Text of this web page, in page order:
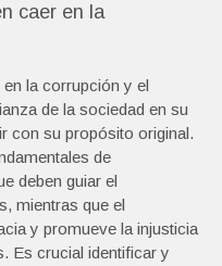
caer en la
la corrupción y el
de la sociedad en su
con su propósito original.
de
deben guiar el
mientras que el
y promueve la injusticia
Es crucial identificar y